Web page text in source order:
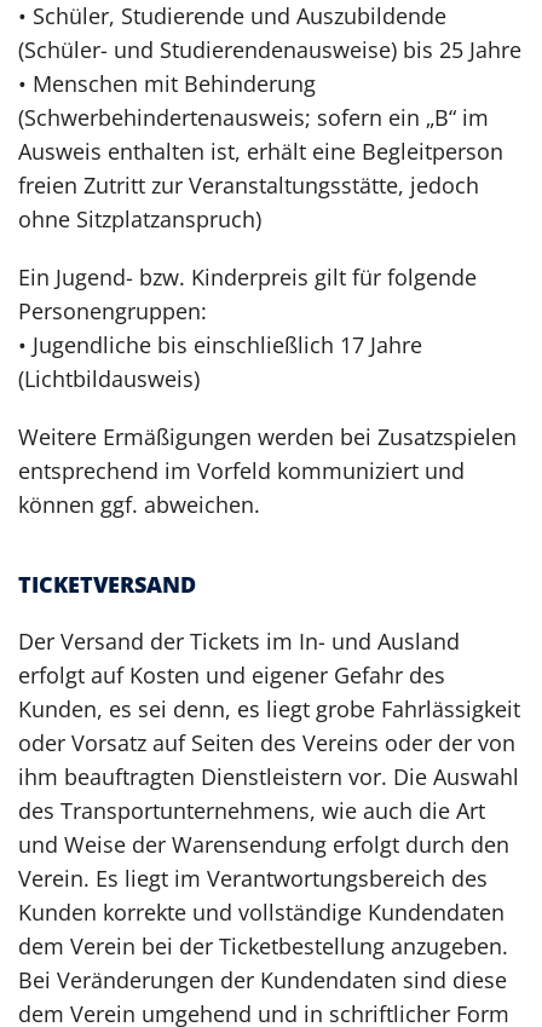
• Schüler, Studierende und Auszubildende
(Schüler- und Studierendenausweise) bis 25 Jahre
• Menschen mit Behinderung
(Schwerbehindertenausweis; sofern ein „B“ im
Ausweis enthalten ist, erhält eine Begleitperson
freien Zutritt zur Veranstaltungsstätte, jedoch
ohne Sitzplatzanspruch)
Ein Jugend- bzw. Kinderpreis gilt für folgende
Personengruppen:
• Jugendliche bis einschließlich 17 Jahre
(Lichtbildausweis)
Weitere Ermäßigungen werden bei Zusatzspielen
entsprechend im Vorfeld kommuniziert und
können ggf. abweichen.
TICKETVERSAND
Der Versand der Tickets im In- und Ausland
erfolgt auf Kosten und eigener Gefahr des
Kunden, es sei denn, es liegt grobe Fahrlässigkeit
oder Vorsatz auf Seiten des Vereins oder der von
ihm beauftragten Dienstleistern vor. Die Auswahl
des Transportunternehmens, wie auch die Art
und Weise der Warensendung erfolgt durch den
Verein. Es liegt im Verantwortungsbereich des
Kunden korrekte und vollständige Kundendaten
dem Verein bei der Ticketbestellung anzugeben.
Bei Veränderungen der Kundendaten sind diese
dem Verein umgehend und in schriftlicher Form